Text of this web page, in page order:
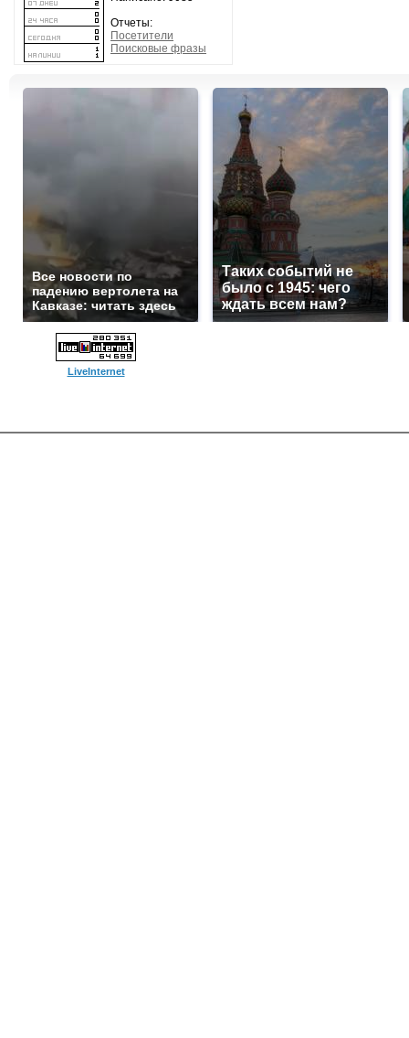
Отчеты:
Посетители
Поисковые фразы
Все новости по
падению вертолета на
Кавказе: читать здесь
Таких событий не
было с 1945: чего
ждать всем нам?
LiveInternet